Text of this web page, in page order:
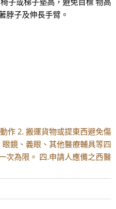
脖子及伸長手臂。
作 2. 搬運貨物或提東西避免傷
眼鏡、義眼、其他醫療輔具等四
次為限。 四.申請人應備之西醫